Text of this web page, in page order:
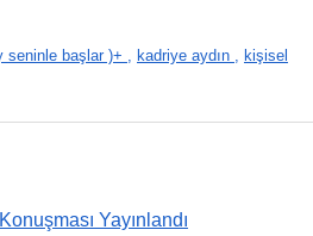
seninle başlar )+ kadriye aydın
kişisel